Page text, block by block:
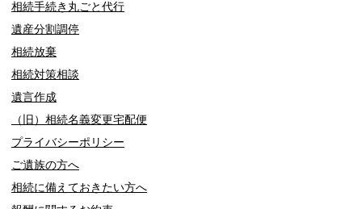
相続手続き丸ごと代行
遺産分割調停
相続放棄
相続対策相談
遺言作成
（旧）相続名義変更宅配便
プライバシーポリシー
ご遺族の方へ
相続に備えておきたい方へ